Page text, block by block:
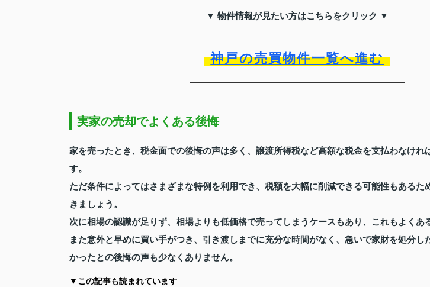
▼ 物件情報が見たい方はこちらをクリック ▼
神戸の売買物件一覧へ進む
実家の売却でよくある後悔
家を売ったとき、税金面での後悔の声は多く、譲渡所得税など高額な税金を支払わなけれ
す。
ただ条件によってはさまざまな特例を利用でき、税額を大幅に削減できる可能性もあるた
きましょう。
次に相場の認識が足りず、相場よりも低価格で売ってしまうケースもあり、これもよくあ
また意外と早めに買い手がつき、引き渡しまでに充分な時間がなく、急いで家財を処分し
かったとの後悔の声も少なくありません。
▼この記事も読まれています